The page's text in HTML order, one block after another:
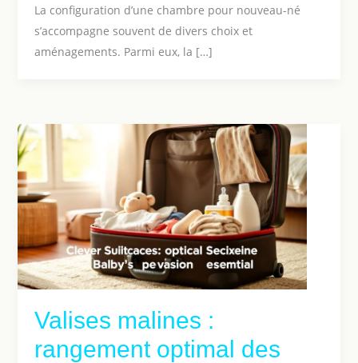
La configuration d’une chambre pour nouveau-né
s’accompagne souvent de divers choix et
aménagements. Parmi eux, la […]
Valises malines :
rangement optimal des